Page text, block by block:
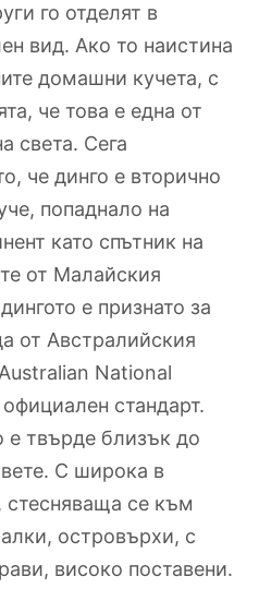
го отделят в
вид. Ако то наистина
домашни кучета, с
че това е една от
света. Сега
че динго е вторично
попаднало на
като спътник на
от Малайския
е признато за
от Австралийския
National
стандарт.
е твърде близък до
С широка в
стесняваща се към
островърхи, с
високо поставени.